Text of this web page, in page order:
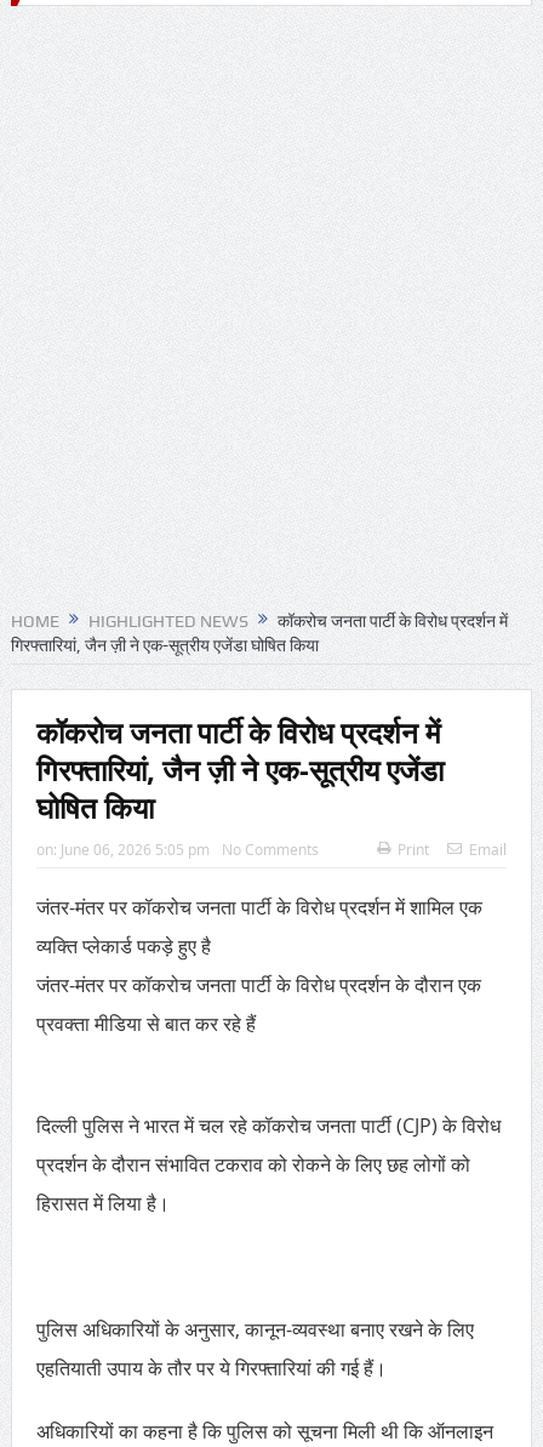
HOME HIGHLIGHTED NEWS
कॉकरोच जनता पार्टी के विरोध प्रदर्शन में
गिरफ्तारियां, जैन ज़ी ने एक-सूत्रीय एजेंडा घोषित किया
कॉकरोच जनता पार्टी के विरोध प्रदर्शन में
गिरफ्तारियां, जैन ज़ी ने एक-सूत्रीय एजेंडा
घोषित किया
on: June 06, 2026 5:05 pm No Comments Print Email
जंतर-मंतर पर कॉकरोच जनता पार्टी के विरोध प्रदर्शन में शामिल एक
व्यक्ति प्लेकार्ड पकड़े हुए है
जंतर-मंतर पर कॉकरोच जनता पार्टी के विरोध प्रदर्शन के दौरान एक
प्रवक्ता मीडिया से बात कर रहे हैं
दिल्ली पुलिस ने भारत में चल रहे कॉकरोच जनता पार्टी (CJP) के विरोध
प्रदर्शन के दौरान संभावित टकराव को रोकने के लिए छह लोगों को
हिरासत में लिया है।
पुलिस अधिकारियों के अनुसार, कानून-व्यवस्था बनाए रखने के लिए
एहतियाती उपाय के तौर पर ये गिरफ्तारियां की गई हैं।
अधिकारियों का कहना है कि पुलिस को सूचना मिली थी कि ऑनलाइन